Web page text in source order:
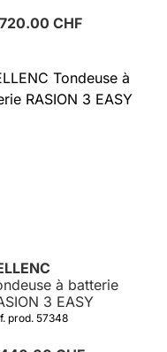
CHF
à batterie
3 EASY
prod. 57348